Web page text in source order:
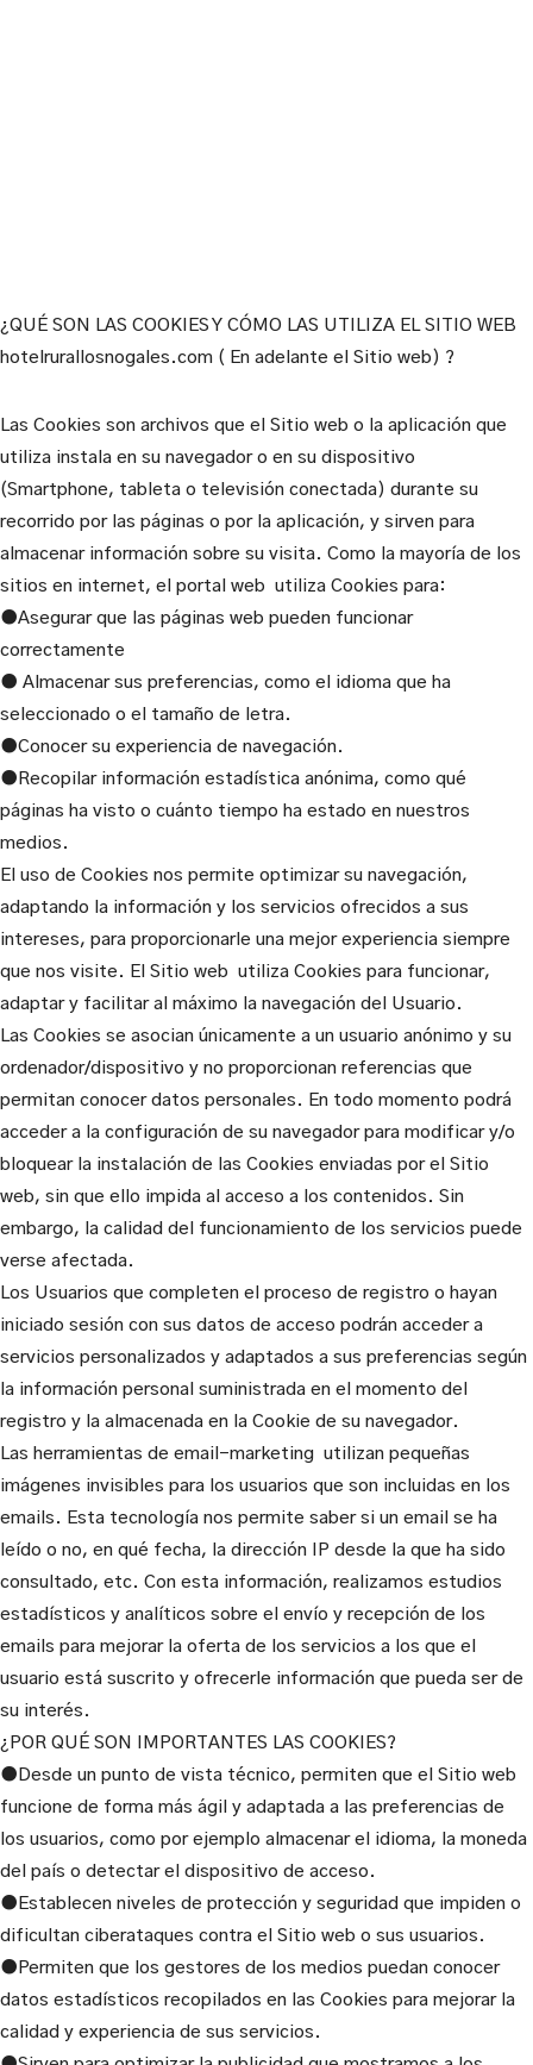
¿QUÉ SON LAS COOKIES Y CÓMO LAS UTILIZA EL SITIO WEB
hotelrurallosnogales.com ( En adelante el Sitio web) ?
Las Cookies son archivos que el Sitio web o la aplicación que
utiliza instala en su navegador o en su dispositivo
(Smartphone, tableta o televisión conectada) durante su
recorrido por las páginas o por la aplicación, y sirven para
almacenar información sobre su visita. Como la mayoría de los
sitios en internet, el portal web utiliza Cookies para:
●Asegurar que las páginas web pueden funcionar
correctamente
● Almacenar sus preferencias, como el idioma que ha
seleccionado o el tamaño de letra.
●Conocer su experiencia de navegación.
●Recopilar información estadística anónima, como qué
páginas ha visto o cuánto tiempo ha estado en nuestros
medios.
El uso de Cookies nos permite optimizar su navegación,
adaptando la información y los servicios ofrecidos a sus
intereses, para proporcionarle una mejor experiencia siempre
que nos visite. El Sitio web utiliza Cookies para funcionar,
adaptar y facilitar al máximo la navegación del Usuario.
Las Cookies se asocian únicamente a un usuario anónimo y su
ordenador/dispositivo y no proporcionan referencias que
permitan conocer datos personales. En todo momento podrá
acceder a la configuración de su navegador para modificar y/o
bloquear la instalación de las Cookies enviadas por el Sitio
web, sin que ello impida al acceso a los contenidos. Sin
embargo, la calidad del funcionamiento de los servicios puede
verse afectada.
Los Usuarios que completen el proceso de registro o hayan
iniciado sesión con sus datos de acceso podrán acceder a
servicios personalizados y adaptados a sus preferencias según
la información personal suministrada en el momento del
registro y la almacenada en la Cookie de su navegador.
Las herramientas de email-marketing utilizan pequeñas
imágenes invisibles para los usuarios que son incluidas en los
emails. Esta tecnología nos permite saber si un email se ha
leído o no, en qué fecha, la dirección IP desde la que ha sido
consultado, etc. Con esta información, realizamos estudios
estadísticos y analíticos sobre el envío y recepción de los
emails para mejorar la oferta de los servicios a los que el
usuario está suscrito y ofrecerle información que pueda ser de
su interés.
¿POR QUÉ SON IMPORTANTES LAS COOKIES?
●Desde un punto de vista técnico, permiten que el Sitio web
funcione de forma más ágil y adaptada a las preferencias de
los usuarios, como por ejemplo almacenar el idioma, la moneda
del país o detectar el dispositivo de acceso.
●Establecen niveles de protección y seguridad que impiden o
dificultan ciberataques contra el Sitio web o sus usuarios.
●Permiten que los gestores de los medios puedan conocer
datos estadísticos recopilados en las Cookies para mejorar la
calidad y experiencia de sus servicios.